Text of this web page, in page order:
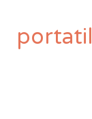
portatil